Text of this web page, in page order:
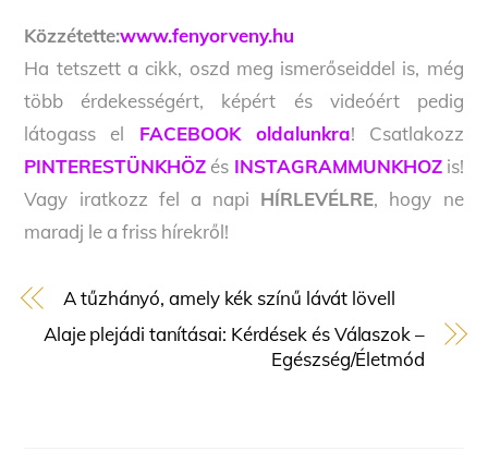
Közzétette:www.fenyorveny.hu
Ha tetszett a cikk, oszd meg ismerőseiddel is, még
több érdekességért, képért és videóért pedig
látogass el FACEBOOK oldalunkra! Csatlakozz
PINTERESTÜNKHÖZ és INSTAGRAMMUNKHOZis!
Vagy iratkozz fel a napi HÍRLEVÉLRE, hogy ne
maradj le a friss hírekről!
A tűzhányó, amely kék színű lávát lövell
Alaje plejádi tanításai: Kérdések és Válaszok –
Egészség/Életmód